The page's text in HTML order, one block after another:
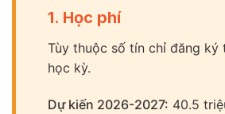
1. Học phí
Tùy thuộc số tín chỉ đăng ký
học kỳ.
Dự kiến 2026-2027: 40.5